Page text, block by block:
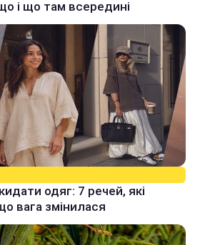
і що там всередині
одяг: 7 речей, які
вага змінилася